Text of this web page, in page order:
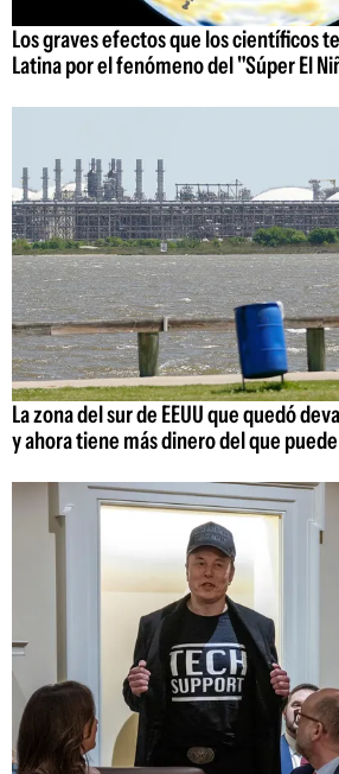
Los graves efectos que los científicos
Latina por el fenómeno del "Súper El
La zona del sur de EEUU que quedó
y ahora tiene más dinero del que